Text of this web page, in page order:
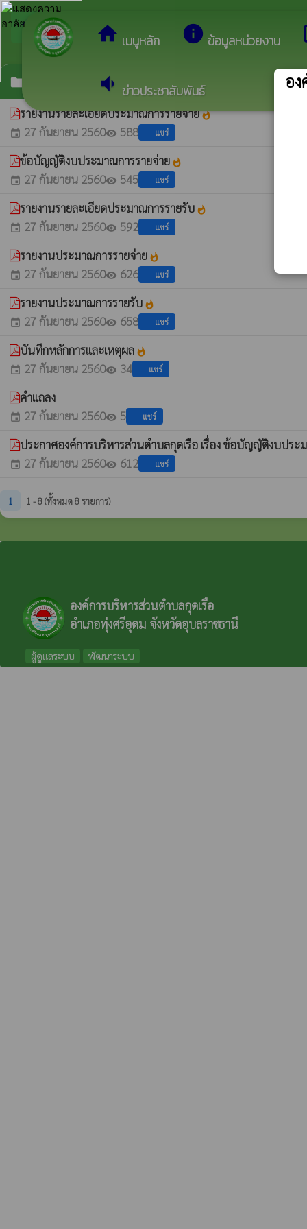
home เมนูหลัก info ข้อมูลหน่วยงาน
volume_down ข่าวประชาสัมพันธ์
arrow_back_ios กลับเมนูหลัก ยิ
folderข้อบัญญัติงบประมาณรายจ่ายประจำปี-2561
รายงานรายละเอียดประมาณการรายจ่ายwhatshot
event 27 กันยายน 2560visibility 588 แชร์
ข้อบัญญัติงบประมาณการรายจ่าย whatshot
event 27 กันยายน 2560visibility 545 แชร์
รายงานรายละเอียดประมาณการรายรับ whatshot
event 27 กันยายน 2560visibility 592 แชร์
รายงานประมาณการรายจ่าย whatshot
event 27 กันยายน 2560visibility 626 แชร์
รายงานประมาณการรายรับ whatshot
event 27 กันยายน 2560visibility 658 แชร์
บันทึกหลักการและเหตุผล whatshot
event 27 กันยายน 2560visibility 34 แชร์
คำแถลง
event 27 กันยายน 2560visibility 5 แชร์
ประกาศองค์การบริหารส่วนตำบลกุดเรือ เรื่อง ข้อบัญญัติงบปร
event 27 กันยายน 2560visibility 612 แชร์
1 1 - 8 (ทั้งหมด 8 รายการ)
องค์การบริหารส่วนตำบลกุดเรือ
อำเภอทุ่งศรีอุดม จังหวัดอุบลราชธานี
ผู้ดูแลระบบ พัฒนาระบบ
อง